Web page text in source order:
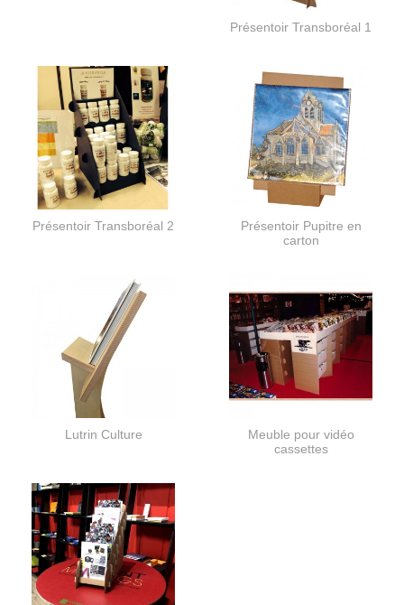
Présentoir Transboréal 1
Présentoir Transboréal 2
Présentoir Pupitre en
carton
Lutrin Culture
Meuble pour vidéo
cassettes